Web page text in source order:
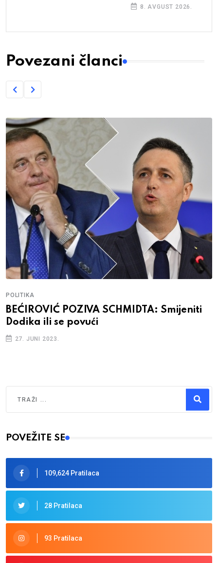
8. AVGUST 2026.
Povezani članci
POLITIKA
BEĆIROVIĆ POZIVA SCHMIDTA: Smijeniti
Dodika ili se povući
27. JUNI 2023.
Type 2 or more characters for results.
POVEŽITE SE
109,624 Pratilaca
28 Pratilaca
93 Pratilaca